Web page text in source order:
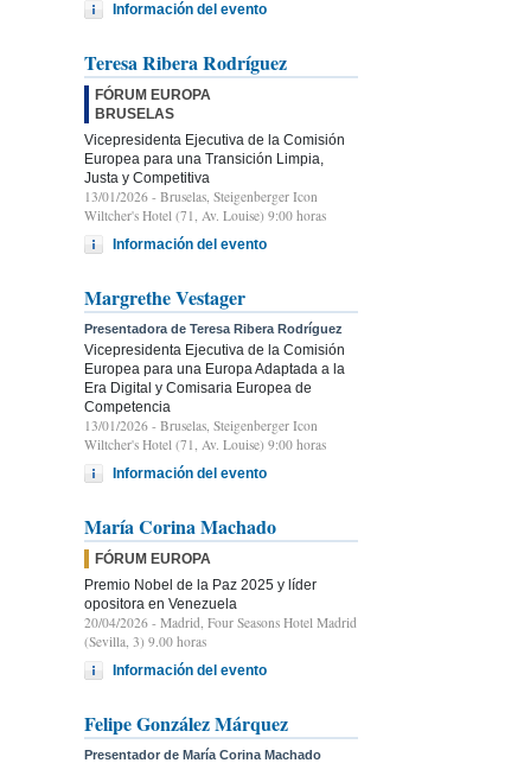
Información del evento
Teresa Ribera Rodríguez
FÓRUM EUROPA
BRUSELAS
Vicepresidenta Ejecutiva de la Comisión
Europea para una Transición Limpia,
Justa y Competitiva
13/01/2026 - Bruselas, Steigenberger Icon
Wiltcher's Hotel (71, Av. Louise) 9:00 horas
Información del evento
Margrethe Vestager
Presentadora de Teresa Ribera Rodríguez
Vicepresidenta Ejecutiva de la Comisión
Europea para una Europa Adaptada a la
Era Digital y Comisaria Europea de
Competencia
13/01/2026 - Bruselas, Steigenberger Icon
Wiltcher's Hotel (71, Av. Louise) 9:00 horas
Información del evento
María Corina Machado
FÓRUM EUROPA
Premio Nobel de la Paz 2025 y líder
opositora en Venezuela
20/04/2026 - Madrid, Four Seasons Hotel Madrid
(Sevilla, 3) 9.00 horas
Información del evento
Felipe González Márquez
Presentador de María Corina Machado